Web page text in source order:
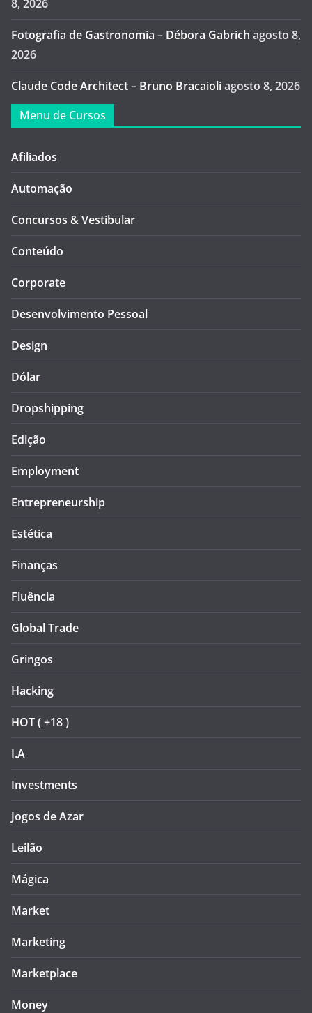
8, 2026
Fotografia de Gastronomia – Débora Gabrich agosto 8,
2026
Claude Code Architect – Bruno Bracaioliagosto 8, 2026
Menu de Cursos
Afiliados
Automação
Concursos & Vestibular
Conteúdo
Corporate
Desenvolvimento Pessoal
Design
Dólar
Dropshipping
Edição
Employment
Entrepreneurship
Estética
Finanças
Fluência
Global Trade
Gringos
Hacking
HOT ( +18 )
I.A
Investments
Jogos de Azar
Leilão
Mágica
Market
Marketing
Marketplace
Money